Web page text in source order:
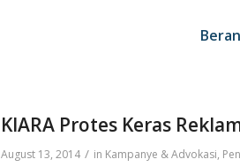
KIARA Protes Keras
August 13, 2014 / in Kampanye & Advokasi,